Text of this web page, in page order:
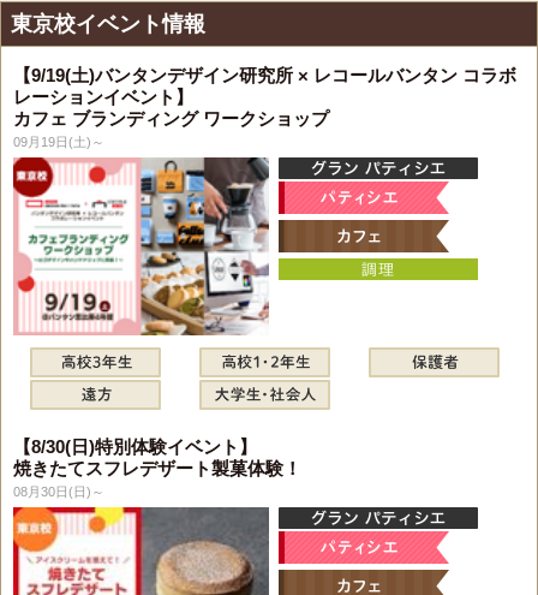
東京校イベント情報
【9/19(土)バンタンデザイン研究所 × レコールバンタン コラボ
レーションイベント】
カフェ ブランディング ワークショップ
09月19日(土)～
【8/30(日)特別体験イベント】
焼きたてスフレデザート製菓体験！
08月30日(日)～